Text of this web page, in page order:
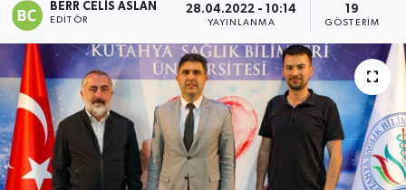
BERR CELIS ASLAN
EDITÖR
28.04.2022 - 10:14
YAYINLANMA
19
GÖSTERIM
Dünya
Eğitim
Ekonomi